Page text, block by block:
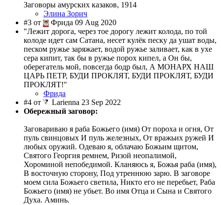
Заговоры амурских казаков, 1914
Элина Зорич
#3 от
Фрида 09 Aug 2020
"Лежит дорога, через тое дорогу лежит колода, по той
колоде идет сам Сатана, несет кулёк песку да ушат воды,
песком ружье заряжает, водой ружье заливает, как в ухе
сера кипит, так бы в ружье порох кипел, а Он бы,
оберегатель мой, повсегда бодр был, А МОНАРХ НАШ
ЦАРЬ ПЕТР, БУДИ ПРОКЛЯТ, БУДИ ПРОКЛЯТ, БУДИ
ПРОКЛЯТ!"
Фрида
#4 от
Larienna 23 Sep 2022
Обережный заговор:
Заговариваю я раба Божьего (имя) От пороха и огня, От
пуль свинцовых И пуль железных, От вражьих ружей И
любых оружий. Одеваю я, облачаю Божьим щитом,
Святого Георгия ремнем, Ризой неопалимой,
Хороминой непобедимой. Кланяюсь я, Божья раба (имя),
В восточную сторону, Под утреннюю зарю. В заговоре
моем сила Божьего светила, Никто его не перебьет, Раба
Божьего (имя) не убьет. Во имя Отца и Сына и Святого
Духа. Аминь.